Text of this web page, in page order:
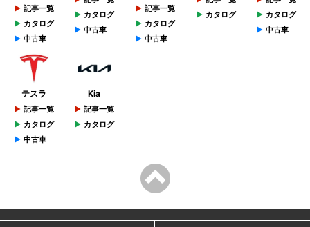
記事一覧
カタログ
中古車
カタログ
中古車
記事一覧
カタログ
中古車
カタログ
カタログ
中古車
テスラ
記事一覧
カタログ
中古車
Kia
記事一覧
カタログ